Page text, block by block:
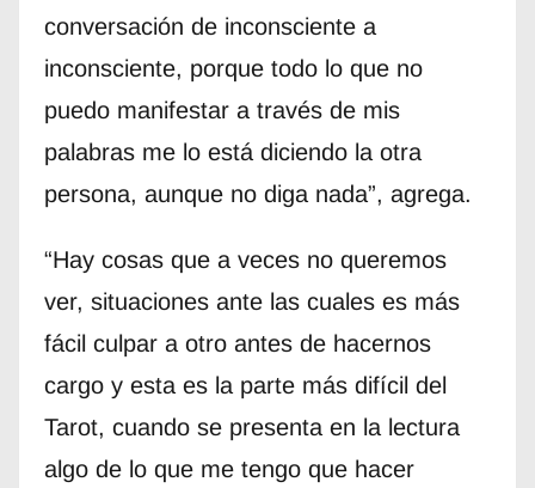
conversación de inconsciente a
inconsciente, porque todo lo que no
puedo manifestar a través de mis
palabras me lo está diciendo la otra
persona, aunque no diga nada”, agrega.
“Hay cosas que a veces no queremos
ver, situaciones ante las cuales es más
fácil culpar a otro antes de hacernos
cargo y esta es la parte más difícil del
Tarot, cuando se presenta en la lectura
algo de lo que me tengo que hacer